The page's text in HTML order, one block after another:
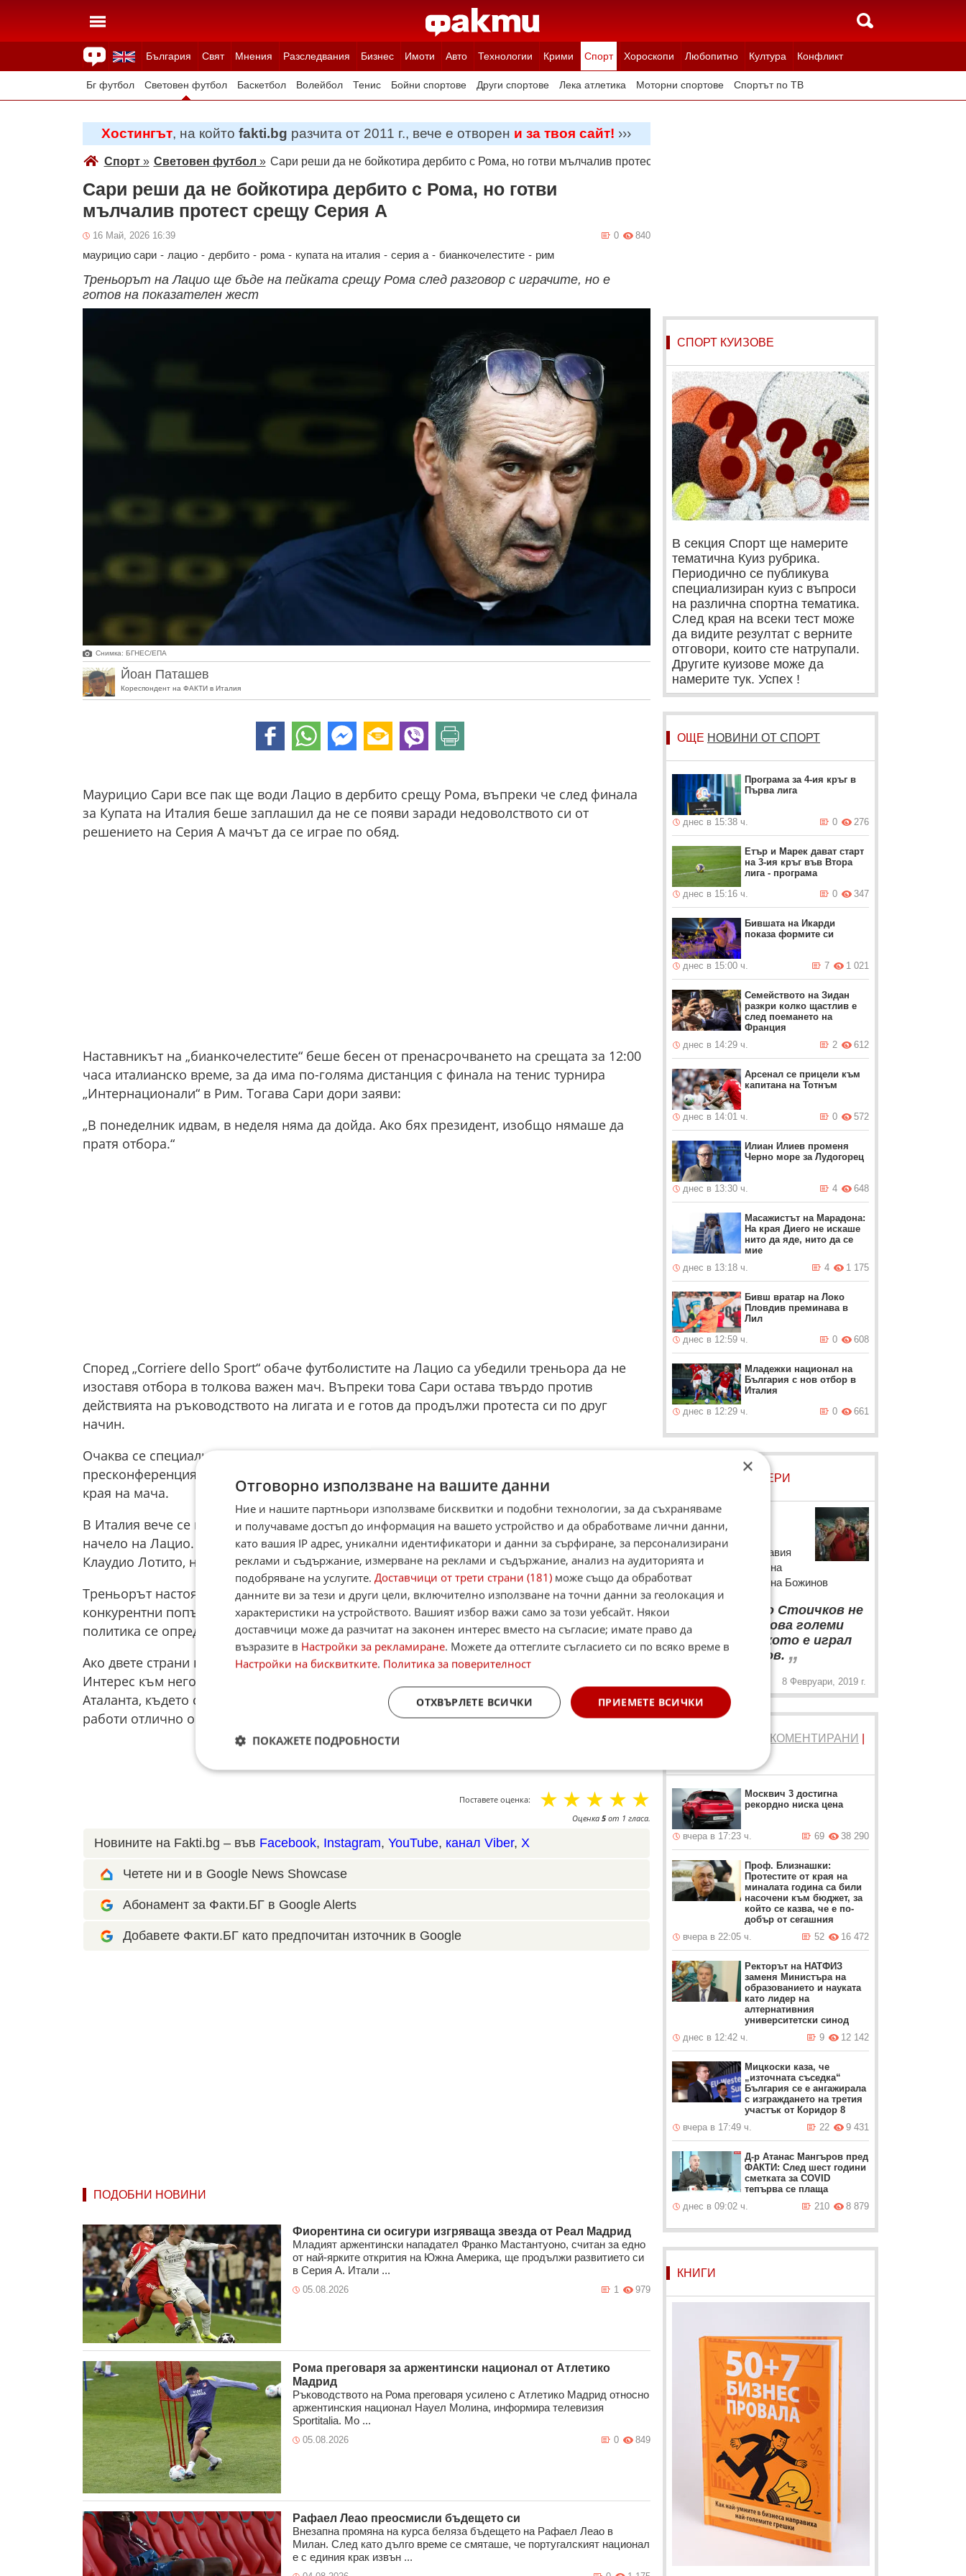
България Свят Мнения Разследвания Бизнес Имоти Авто Технологии Крими Спорт Хороскопи Любопитно Култура Конфликт
Здраве Времето Анкети Вицове Куизове
Бг футбол Световен футбол Баскетбол Волейбол Тенис Бойни спортове Други спортове Лека атлетика Моторни спортове Спортът по ТВ
Хостингът, на който fakti.bg разчита от 2011 г., вече е отворен и за твоя сайт! ›››
Спорт» Световен футбол » Сари реши да не бойкотира дербито с Рома, но готви мълчалив протест срещу Серия А
Сари реши да не бойкотира дербито с Рома, но готви
мълчалив протест срещу Серия А
16 Май, 2026 16:39 840
0
маурицио сари - лацио - дербито - рома - купата на италия - серия а - бианкочелестите - рим
Треньорът на Лацио ще бъде на пейката срещу Рома след разговор с играчите, но е
готов на показателен жест
Снимка: БГНЕС/EПA
Йоан Паташев
Кореспондент на ФАКТИ в Италия
Маурицио Сари все пак ще води Лацио в дербито срещу Рома, въпреки че след финала
за Купата на Италия беше заплашил да не се появи заради недоволството си от
решението на Серия А мачът да се играе по обяд.
Наставникът на „бианкочелестите“ беше бесен от пренасрочването на срещата за 12:00
часа италианско време, за да има по-голяма дистанция с финала на тенис турнира
„Интернационали“ в Рим. Тогава Сари дори заяви:
„В понеделник идвам, в неделя няма да дойда. Ако бях президент, изобщо нямаше да
пратя отбора.“
Според „Corriere dello Sport“ обаче футболистите на Лацио са убедили треньора да не
изоставя отбора в толкова важен мач. Въпреки това Сари остава твърдо против
действията на ръководството на лигата и е готов да продължи протеста си по друг
начин.
Очаква се специалистът да запази пълно мълчание пред медиите - без
пресконференция преди двубоя, без интервюта за телевизиите и дори без коментар след
края на мача.
В Италия вече се говори, че това може да бъде последното римско дерби за Сари
начело на Лацио. След края на сезона му предстои решаваща среща с президента
Клаудио Лотито, на която ще стане ясно дали ще продължи начело на тима.
Треньорът настоява за сериозни гаранции относно селекцията и иска готови и
конкурентни попълнения, докато Лотито многократно е заявявал, че трансферната
политика се определя от клуба.
Ако двете страни не постигнат разбирателство, Сари може да напусне още това лято.
Интерес към него има от Наполи при евентуална раздяла с Антонио Конте, както и от
Аталанта, където спортен директор вече е Кристиано Джунтоли - човек, с когото Сари
работи отлично още от времето им в Неапол.
Поставете оценка: ☆
☆
☆
☆
☆
Оценка 5от 1 гласа.
Новините на Fakti.bg – във Facebook, Instagram, YouTube, канал Viber, X
Четете ни и в Google News Showcase
Абонамент за Факти.БГ в Google Alerts
Добавете Факти.БГ като предпочитан източник в Google
ПОДОБНИ НОВИНИ
Фиорентина си осигури изгряваща звезда от Реал Мадрид
Младият аржентински нападател Франко Мастантуоно, считан за едно
от най-ярките открития на Южна Америка, ще продължи развитието си
в Серия А. Итали ...
05.08.2026 979
1
Рома преговаря за аржентински национал от Атлетико
Мадрид
Ръководството на Рома преговаря усилено с Атлетико Мадрид относно
аржентинския национал Науел Молина, информира телевизия
Sportitalia. Мо ...
05.08.2026 849
0
Рафаел Леао преосмисли бъдещето си
Внезапна промяна на курса беляза бъдещето на Рафаел Леао в
Милан. След като дълго време се смяташе, че португалският национал
е с единия крак извън ...
СПОРТ КУИЗОВЕ
В секция Спорт ще намерите
тематична Куиз рубрика.
Периодично се публикува
специализиран куиз с въпроси
на различна спортна тематика.
След края на всеки тест може
да видите резултат с верните
отговори, които сте натрупали.
Другите куизове може да
намерите тук. Успех !
ОЩЕ НОВИНИ ОТ СПОРТ
Програма за 4-ия кръг в
Първа лига
днес в 15:38 ч. 276
0
Етър и Марек дават старт
на 3-ия кръг във Втора
лига - програма
днес в 15:16 ч.
347
0
Бившата на Икарди
показа формите си
днес в 15:00 ч. 1 021
7
Семейството на Зидан
разкри колко щастлив е
след поемането на
Франция
днес в 14:29 ч.
612
2
Арсенал се прицели към
капитана на Тотнъм
днес в 14:01 ч. 572
0
Илиан Илиев променя
Черно море за Лудогорец
днес в 13:30 ч. 648
4
Масажистът на Марадона:
На края Диего не искаше
нито да яде, нито да се
мие
днес в 13:18 ч.
1 175
4
Бивш вратар на Локо
Пловдив преминава в
Лил
днес в 12:59 ч.
608
0
Младежки национал на
България с нов отбор в
Италия
днес в 12:29 ч.
661
0
ЛОВЦИ НА БИСЕРИ
Венцеслав
Стефанов
Президентът на Славия
коментира смяната на
отборите от страна на Божинов
“
Дори Христо Стоичков не
е играл в толкова големи
клубове, в колкото е играл
Валери Божинов. „
8 Февруари, 2019 г.
КОМЕНТИРАНИ
Москвич 3 достигна
рекордно ниска цена
вчера в 17:23 ч. 38 290
69
Проф. Близнашки:
Протестите от края на
миналата година са били
насочени към бюджет, за
който се казва, че е по-
добър от сегашния
вчера в 22:05 ч.
16 472
52
Ректорът на НАТФИЗ
заменя Министъра на
образованието и науката
като лидер на
алтернативния
университетски синод
днес в 12:42 ч.
12 142
9
Мицкоски каза, че
„източната съседка“
България се е ангажирала
с изграждането на третия
участък от Коридор 8
вчера в 17:49 ч.
9 431
22
Д-р Атанас Мангъров пред
ФАКТИ: След шест години
сметката за COVID
тепърва се плаща
днес в 09:02 ч.
8 879
210
КНИГИ
×
Отговорно използване на вашите данни
Ние и нашите партньори използваме бисквитки и подобни технологии, за да съхраняваме
и получаваме достъп до информация на вашето устройство и да обработваме лични данни,
като вашия IP адрес, уникални идентификатори и данни за сърфиране, за персонализирани
реклами и съдържание, измерване на реклами и съдържание, анализ на аудиторията и
подобряване на услугите. Доставчици от трети страни (181) може също да обработват
данните ви за тези и други цели, включително използване на точни данни за геолокация и
характеристики на устройството. Вашият избор важи само за този уебсайт. Някои
доставчици може да разчитат на законен интерес вместо на съгласие; имате право да
възразите в Настройки за рекламиране. Можете да оттеглите съгласието си по всяко време в
Настройки на бисквитките. Политика за поверителност
ПРИЕМЕТЕ ВСИЧКИ
ОТХВЪРЛЕТЕ ВСИЧКИ
ПОКАЖЕТЕ ПОДРОБНОСТИ